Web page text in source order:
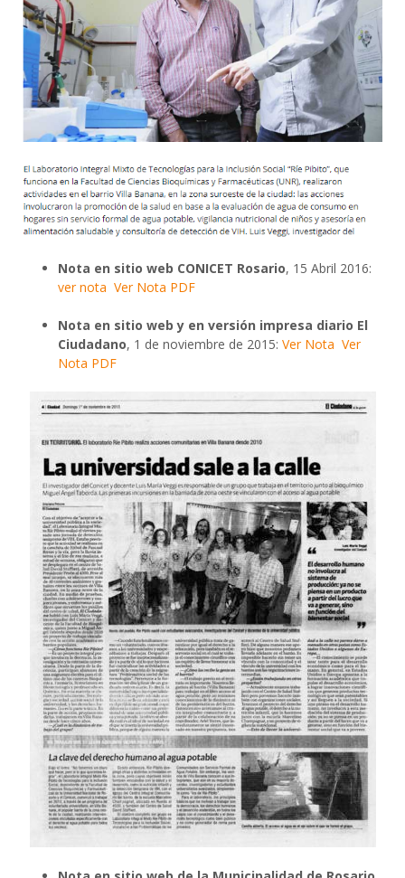
Nota en sitio web CONICET Rosario, 15 Abril 2016:
ver nota Ver Nota PDF
Nota en sitio web y en versión impresa diario El
Ciudadano, 1 de noviembre de 2015: Ver Nota Ver
Nota PDF